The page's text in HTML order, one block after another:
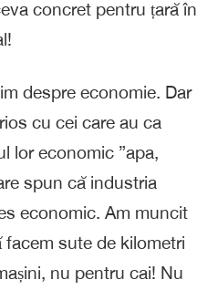
concret pentru țară în
despre economie. Dar
cu cei care au ca
lor economic ”apa,
spun că industria
economic. Am muncit
facem sute de kilometri
nu pentru cai! Nu